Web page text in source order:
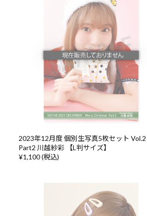
2023年12月度 個別生写真5枚セット Vol.2
Part2 川越紗彩 【L判サイズ】
¥1,100 (税込)